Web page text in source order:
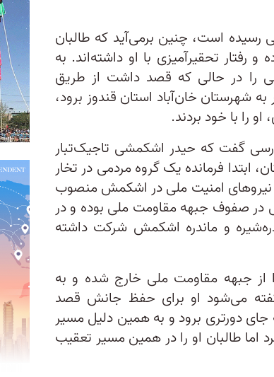
رسیده‌ است، چنین برمی‌آید که طالبان
تحقیرآمیزی با او داشته‌اند. به
را در حالی که قصد داشت از طریق
خان‌آباد استان قندوز برود،
را با خود بردند.
گفت که حیدر اشکمشی تاجیک‌تبار
ابتدا فرمانده یک گروه مردمی در تخار
امنیت ملی در اشکمش منصوب
در صفوف جبهه مقاومت ملی بوده و در
و ماندره اشکمش شرکت داشته
از جبهه مقاومت ملی خارج شده و به
می‌شود او برای حفظ جانش قصد
جای دورتری برود و به همین دلیل مسیر
اما طالبان او را در همین مسیر تعقیب